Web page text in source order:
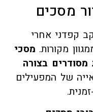
מסכים
קפדני אחרי
מקורות. מסכי
מסודרים בצורה
של המפעילים